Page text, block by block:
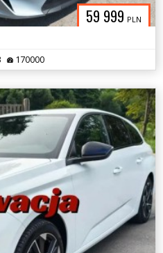
59 999 PLN
170000